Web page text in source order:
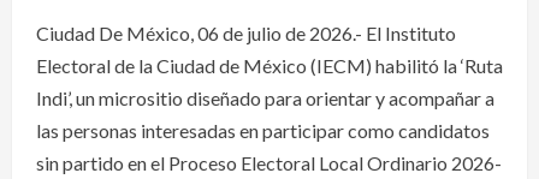
Ciudad De México, 06 de julio de 2026.- El Instituto
Electoral de la Ciudad de México (IECM) habilitó la ‘Ruta
Indi’, un micrositio diseñado para orientar y acompañar a
las personas interesadas en participar como candidatos
sin partido en el Proceso Electoral Local Ordinario 2026-